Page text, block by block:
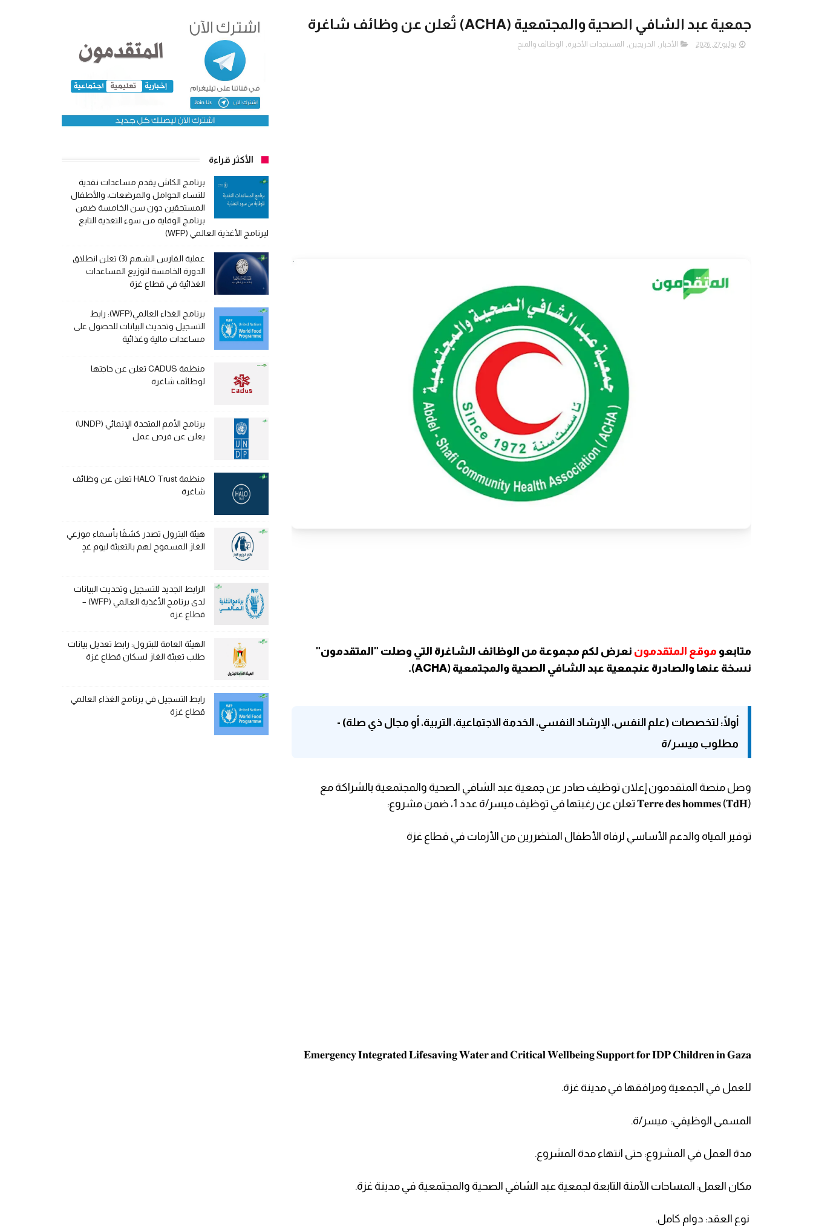
جمعية عبد الشافي الصحية والمجتمعية (ACHA) تُعلن عن وظائف شاغرة
يوليو 27, 2026 الأخبار , الخريجين, المستجدات الأخيرة, الوظائف والمنح
متابعو موقع المتقدمون نعرض لكم مجموعة من الوظائف الشاغرة التي وصلت "المتقدمون"
نسخة عنها والصادرة عنجمعية عبد الشافي الصحية والمجتمعية (ACHA).
أولًا: لتخصصات (علم النفس، الإرشاد النفسي، الخدمة الاجتماعية، التربية، أو مجال ذي صلة) -
مطلوب ميسر/ة
وصل منصة المتقدمون إعلان توظيف صادر عن جمعية عبد الشافي الصحية والمجتمعية بالشراكة مع
𝐓𝐞𝐫𝐫𝐞 𝐝𝐞𝐬 𝐡𝐨𝐦𝐦𝐞𝐬 (𝐓𝐝𝐇) تعلن عن رغبتها في توظيف ميسر/ة عدد 1، ضمن مشروع:
توفير المياه والدعم الأساسي لرفاه الأطفال المتضررين من الأزمات في قطاع غزة
𝐄𝐦𝐞𝐫𝐠𝐞𝐧𝐜𝐲 𝐈𝐧𝐭𝐞𝐠𝐫𝐚𝐭𝐞𝐝 𝐋𝐢𝐟𝐞𝐬𝐚𝐯𝐢𝐧𝐠 𝐖𝐚𝐭𝐞𝐫 𝐚𝐧𝐝 𝐂𝐫𝐢𝐭𝐢𝐜𝐚𝐥 𝐖𝐞𝐥𝐥𝐛𝐞𝐢𝐧𝐠 𝐒𝐮𝐩𝐩𝐨𝐫𝐭 𝐟𝐨𝐫 𝐈𝐃𝐏 𝐂𝐡𝐢𝐥𝐝𝐫𝐞𝐧 𝐢𝐧 𝐆𝐚𝐳𝐚
للعمل في الجمعية ومرافقها في مدينة غزة.
المسمى الوظيفي: ميسر/ة.
مدة العمل في المشروع: حتى انتهاء مدة المشروع.
مكان العمل: المساحات الآمنة التابعة لجمعية عبد الشافي الصحية والمجتمعية في مدينة غزة.
نوع العقد: دوام كامل.
الأكثر قراءة
برنامج الكاش يقدم مساعدات نقدية
للنساء الحوامل والمرضعات، والأطفال
المستحقين دون سن الخامسة ضمن
برنامج الوقاية من سوء التغذية التابع
لبرنامج الأغذية العالمي (WFP)
عملية الفارس الشهم (3) تعلن انطلاق
الدورة الخامسة لتوزيع المساعدات
الغذائية في قطاع غزة
برنامج الغذاء العالمي(WFP): رابط
التسجيل وتحديث البيانات للحصول على
مساعدات مالية وغذائية
منظمة CADUS تعلن عن حاجتها
لوظائف شاغرة
برنامج الأمم المتحدة الإنمائي (UNDP)
يعلن عن فرص عمل
منظمة HALO Trust تعلن عن وظائف
شاغرة
هيئة البترول تصدر كشفًا بأسماء موزعي
الغاز المسموح لهم بالتعبئة ليوم غدٍ
الرابط الجديد للتسجيل وتحديث البيانات
لدى برنامج الأغذية العالمي (WFP) –
قطاع غزة
الهيئة العامة للبترول: رابط تعديل بيانات
طلب تعبئة الغاز لسكان قطاع غزة
رابط التسجيل في برنامج الغذاء العالمي
قطاع غزة